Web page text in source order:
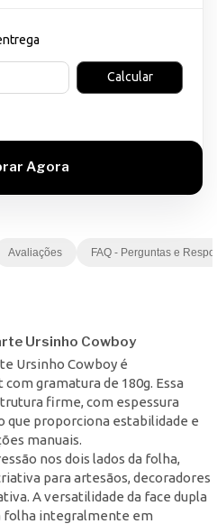
Calcular
Avaliações FAQ - Perguntas e
Ursinho Cowboy
Ursinho Cowboy é
gramatura de 180g. Essa
firme, com espessura
que proporciona estabilidade e
manuais.
nos dois lados da folha,
para artesãos, decoradores
A versatilidade da face dupla
folha integralmente em